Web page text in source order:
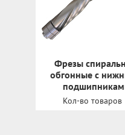
Фрезы
обгонные с
Кол-во товаров